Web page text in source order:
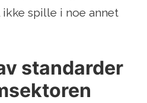
ikke spille i noe annet
standarder